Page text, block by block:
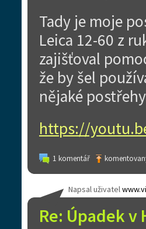
Tady je moje
Leica 12-60 z
zajišťoval
že by šel
nějaké
https://
1 komentář
Re: Úpadek
Napsal uživatel